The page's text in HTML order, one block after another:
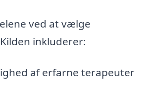
ved at vælge
inkluderer:
af erfarne terapeuter